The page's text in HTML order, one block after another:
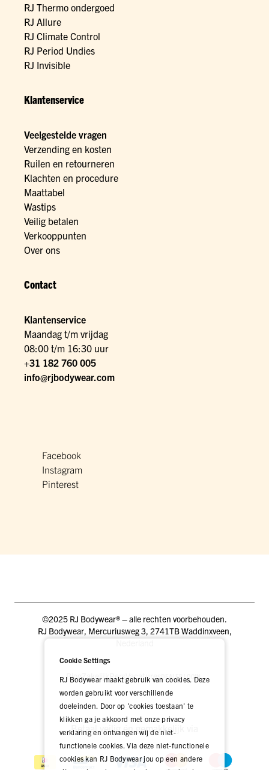
RJ Thermo ondergoed
RJ Allure
RJ Climate Control
RJ Period Undies
RJ Invisible
Klantenservice
Veelgestelde vragen
Verzending en kosten
Ruilen en retourneren
Klachten en procedure
Maattabel
Wastips
Veilig betalen
Verkooppunten
Over ons
Contact
Klantenservice
Maandag t/m vrijdag
08:00 t/m 16:30 uur
+31 182 760 005
info@rjbodywear.com
Facebook
Instagram
Pinterest
©2025 RJ Bodywear® – alle rechten voorbehouden.
RJ Bodywear, Mercuriusweg 3, 2741TB Waddinxveen,
BlogZakelijkPers VacaturesDEALER LOGIN
Betaal veilig én gemakkelijk via
Cookie Settings
RJ Bodywear maakt gebruik van cookies. Deze
worden gebruikt voor verschillende
doeleinden. Door op 'cookies toestaan' te
klikken ga je akkoord met onze privacy
verklaring en ontvangen wij de niet-
functionele cookies. Via deze niet-functionele
cookies kan RJ Bodywear jou op een andere